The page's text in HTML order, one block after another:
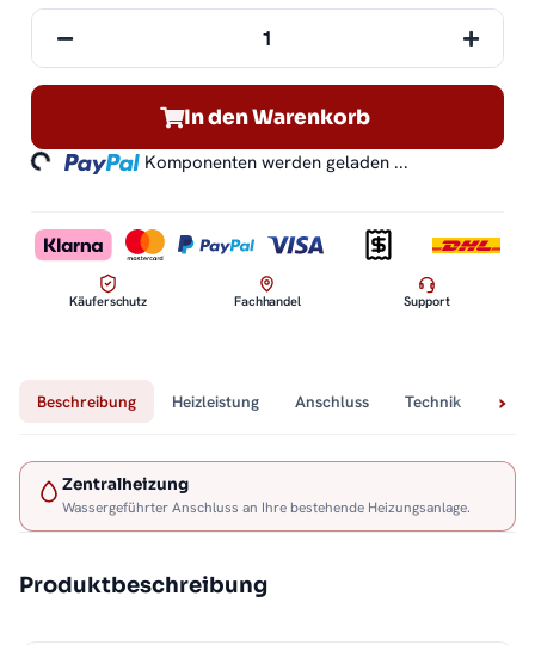
In den Warenkorb
Komponenten werden geladen ...
Käuferschutz Fachhandel Support
Beschreibung Heizleistung Anschluss Technik
Zentralheizung
Wassergeführter Anschluss an Ihre bestehende Heizungsanlage.
Produktbeschreibung